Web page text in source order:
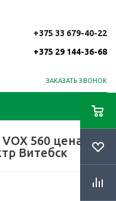
+375 33 679-40-22
+375 29 144-36-68
ЗАКАЗАТЬ ЗВОНОК
560 цена,
Витебск